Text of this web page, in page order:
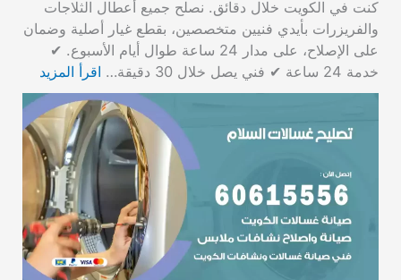
كنت في الكويت خلال دقائق. نصلح جميع أعطال الثلاجات
والفريزرات بأيدي فنيين متخصصين، بقطع غيار أصلية وضمان
على الإصلاح، على مدار 24 ساعة طوال أيام الأسبوع. ✔
خدمة 24 ساعة ✔ فني يصل خلال 30 دقيقة…
اقرأ المزيد